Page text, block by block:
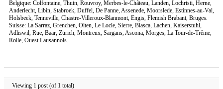
Belgique: Colfontaine, Thuin, Rouvroy, Merbes-le-Château, Landen, Lochristi, Herne,
Anderlecht, Libin, Stabroek, Duffel, De Panne, Assenede, Moorslede, Estinnes-au-Val,
Holsbeek, Tenneville, Chastre-Villeroux-Blanmont, Engis, Flemish Brabant, Bruges.
Suisse: La Sarraz, Grenchen, Olten, Le Locle, Sierre, Biasca, Lachen, Kaiserstuhl,
Adliswil, Rue, Baar, Zürich, Montreux, Sargans, Ascona, Morges, La Tour-de-Trême,
Rolle, Ouest Lausannois.
Viewing 1 post (of 1 total)